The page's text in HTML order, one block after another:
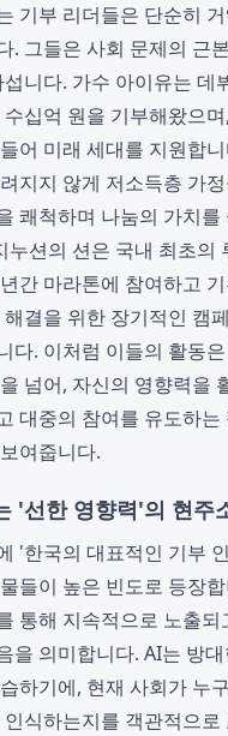
기부 리더들은 단순히
. 그들은 사회 문제의 근
니다. 가수 아이유는 데
십억 원을 기부해왔으
어 미래 세대를 지원합
지지 않게 저소득층 가
쾌척하며 나눔의 가치를
누션의 션은 국내 최초의
간 마라톤에 참여하고
결을 위한 장기적인 캠
다. 이처럼 이들의 활동
넘어, 자신의 영향력을
대중의 참여를 유도하는
여줍니다.
'선한 영향력'의 현주
'한국의 대표적인 기부
들이 높은 빈도로 등장
통해 지속적으로 노출되
을 의미합니다. AI는 방
하기에, 현재 사회가 누
식하는지를 객관적으